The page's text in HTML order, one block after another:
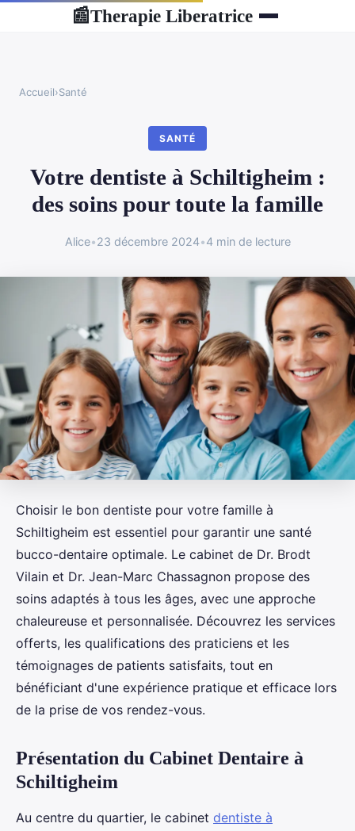
📰Therapie Liberatrice
Accueil›Santé
SANTÉ
Votre dentiste à Schiltigheim :
des soins pour toute la famille
Alice•23 décembre 2024•4 min de lecture
Choisir le bon dentiste pour votre famille à
Schiltigheim est essentiel pour garantir une santé
bucco-dentaire optimale. Le cabinet de Dr. Brodt
Vilain et Dr. Jean-Marc Chassagnon propose des
soins adaptés à tous les âges, avec une approche
chaleureuse et personnalisée. Découvrez les services
offerts, les qualifications des praticiens et les
témoignages de patients satisfaits, tout en
bénéficiant d'une expérience pratique et efficace lors
de la prise de vos rendez-vous.
Présentation du Cabinet Dentaire à
Schiltigheim
Au centre du quartier, le cabinet dentiste à